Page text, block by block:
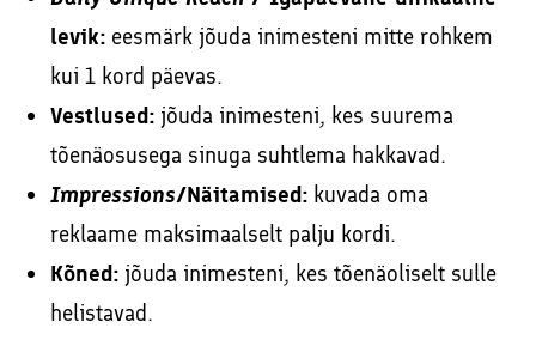
levik:eesmärk jõuda inimesteni mitte rohkem
kui 1 kord päevas.
Vestlused:jõuda inimesteni, kes suurema
tõenäosusega sinuga suhtlema hakkavad.
Impressions/Näitamised:kuvada oma
reklaame maksimaalselt palju kordi.
Kõned:jõuda inimesteni, kes tõenäoliselt sulle
helistavad.